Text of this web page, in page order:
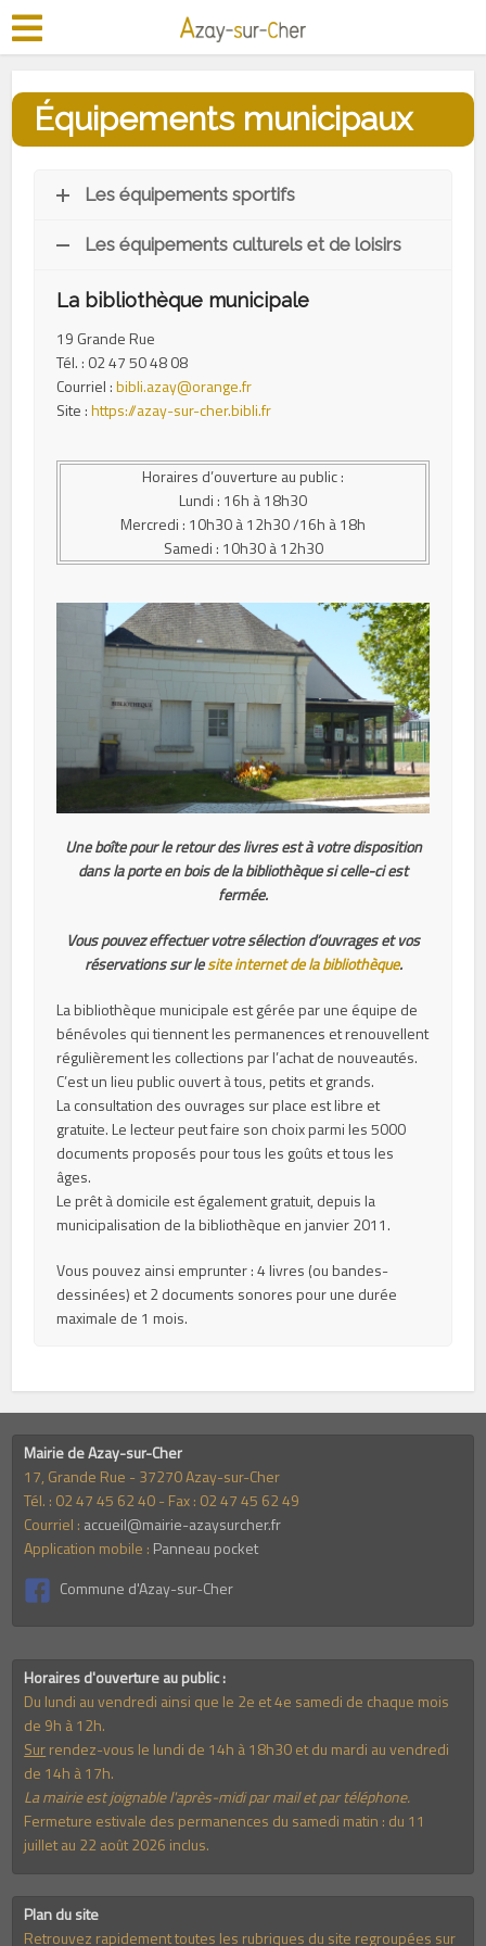
Équipements municipaux
Les équipements sportifs
Les équipements culturels et de loisirs
La bibliothèque municipale
19 Grande Rue
Tél. : 02 47 50 48 08
Courriel :bibli.azay@orange.fr
Site :https://azay-sur-cher.bibli.fr
Horaires d’ouverture au public :
Lundi : 16h à 18h30
Mercredi : 10h30 à 12h30 /16h à 18h
Samedi : 10h30 à 12h30
Une boîte pour le retour des livres est à votre disposition
dans la porte en bois de la bibliothèque si celle-ci est
fermée.
Vous pouvez effectuer votre sélection d’ouvrages et vos
réservations sur lesite internet de la bibliothèque.
La bibliothèque municipale est gérée par une équipe de
bénévoles qui tiennent les permanences et renouvellent
régulièrement les collections par l’achat de nouveautés.
C’est un lieu public ouvert à tous, petits et grands.
La consultation des ouvrages sur place est libre et
gratuite. Le lecteur peut faire son choix parmi les 5000
documents proposés pour tous les goûts et tous les
âges.
Le prêt à domicile est également gratuit, depuis la
municipalisation de la bibliothèque en janvier 2011.
Vous pouvez ainsi emprunter : 4 livres (ou bandes-
dessinées) et 2 documents sonores pour une durée
maximale de 1 mois.
Mairie de Azay-sur-Cher
17, Grande Rue - 37270 Azay-sur-Cher
Tél. : 02 47 45 62 40 - Fax : 02 47 45 62 49
Courriel : accueil@mairie-azaysurcher.fr
Application mobile : Panneau pocket
Commune d'Azay-sur-Cher
Horaires d'ouverture au public :
Du lundi au vendredi ainsi que le 2e et 4e samedi de chaque mois
de 9h à 12h.
Surrendez-vous le lundi de 14h à 18h30 et du mardi au vendredi
de 14h à 17h.
La mairie est joignable l'après-midi par mail et par téléphone.
Fermeture estivale des permanences du samedi matin : du 11
juillet au 22 août 2026 inclus.
Plan du site
Retrouvez rapidement toutes les rubriques du site regroupées sur